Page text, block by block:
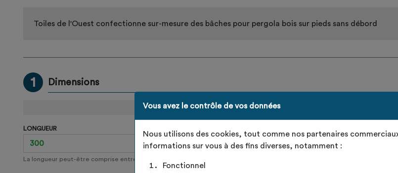
Vous avez le contrôle de vos données
Nous utilisons des cookies, tout comme nos partenaires
informations sur vous à des fins diverses, notamment :
Fonctionnel
Toiles de l'Ouest confectionne sur-mesure des bâches pour pergola bois sur pieds sans débord
1 Dimensions
LONGUEUR
La longueur peut-être comprise entre 150 et 650 centimètres.